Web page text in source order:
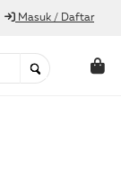
Masuk / Daftar